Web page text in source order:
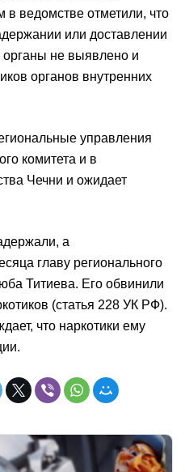
ведомстве отметили, что
или доставлении
не выявлено и
органов внутренних
управления
комитета и в
Чечни и ожидает
а
главу регионального
Титиева. Его обвинили
(статья 228 УК РФ).
что наркотики ему